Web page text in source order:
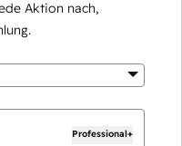
Aktion nach,
Professional+